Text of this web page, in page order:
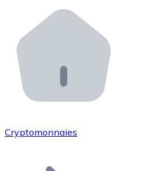
Distributeurs automatiques
Intégrez un ATM Bitnovo
API Bitnovo
Intégrez notre API dans votre
Rejoignez notre réseau de
Cryptomonnaies